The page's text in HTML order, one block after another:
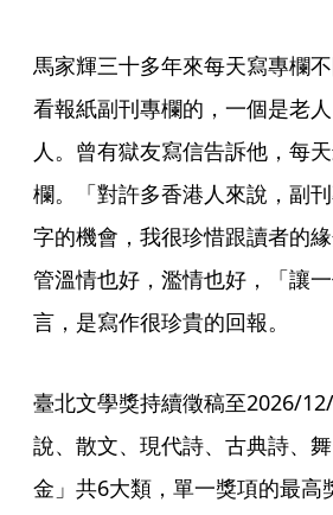
馬家輝三十多年來每天寫專欄
看報紙副刊專欄的，一個是老
人。曾有獄友寫信告訴他，每
欄。「對許多香港人來說，副
字的機會，我很珍惜跟讀者的
管溫情也好，濫情也好，「讓
言，是寫作很珍貴的回報。
臺北文學獎持續徵稿至2026/
說、散文、現代詩、古典詩、
金」共6大類，單一獎項的最高